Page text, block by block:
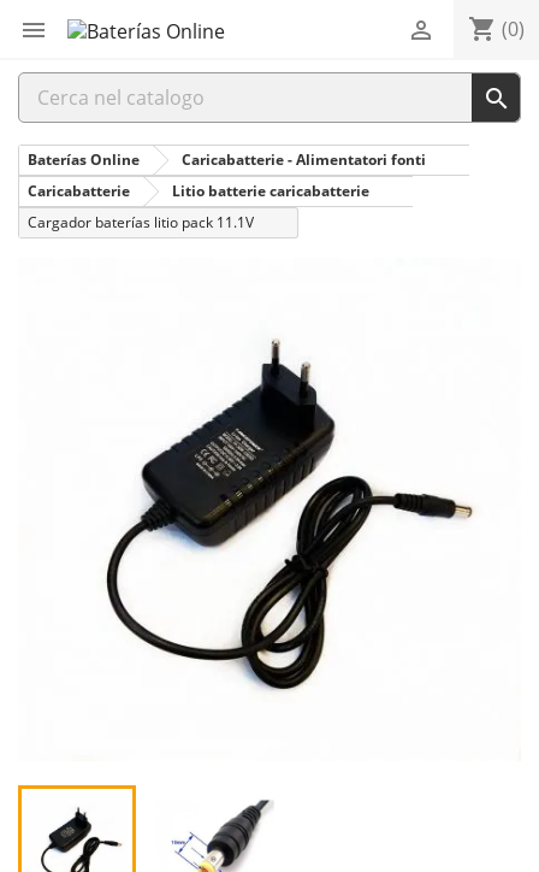
 shopping_cart (0)


Baterías Online
Caricabatterie - Alimentatori fonti
Caricabatterie
Litio batterie caricabatterie
Cargador baterías litio pack 11.1V